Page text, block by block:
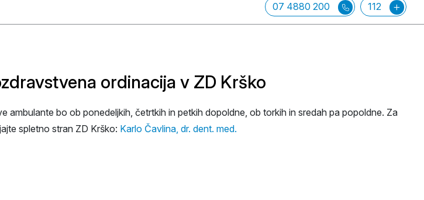
07 4880 200 112
ordinacija v ZD Krško
ambulante bo ob ponedeljkih, četrtkih in petkih dopoldne, ob torkih in sredah pa popoldne. Za
spletno stran ZD Krško: Karlo Čavlina, dr. dent. med.